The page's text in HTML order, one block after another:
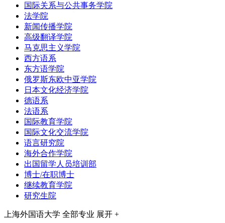
国际关系与公共事务学院
法学院
新闻传播学院
高级翻译学院
马克思主义学院
西方语系
东方语学院
俄罗斯东欧中亚学院
日本文化经济学院
德语系
法语系
国际教育学院
国际文化交流学院
语言研究院
海外合作学院
出国留学人员培训部
博士/在职博士
继续教育学院
研究生院
上海外国语大学 全部专业 展开 +